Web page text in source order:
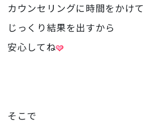
カウンセリングに時間をかけて
じっくり結果を出すから
安心してね
そこで